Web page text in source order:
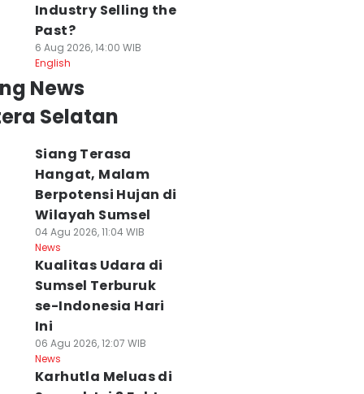
Cacing dan
di MBG
Musi
Ini
SPPG
Agu 2026, 09:53 WIB
Update Terbaru
Harga Tiket dan
TAA-Bangka
06 Agu 2026, 08:07 WIB
News
Industry Selling the
Past?
6 Aug 2026, 14:00 WIB
English
News
Selatan
Siang Terasa
Hangat, Malam
Berpotensi Hujan di
Wilayah Sumsel
04 Agu 2026, 11:04 WIB
News
Kualitas Udara di
Sumsel Terburuk
se-Indonesia Hari
Ini
06 Agu 2026, 12:07 WIB
News
Karhutla Meluas di